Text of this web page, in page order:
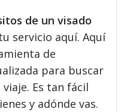
de un visado
servicio aquí. Aquí
de
para buscar
Es tan fácil
y adónde vas.